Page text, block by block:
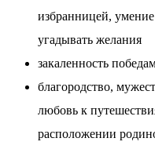
избранницей,
угадывать желания
закаленность
благородство,
любовь к
расположении